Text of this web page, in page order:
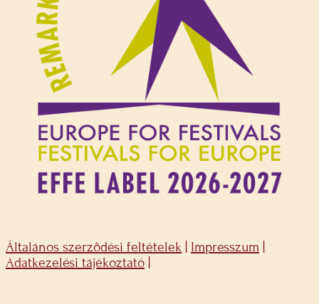
Általános szerződési feltételek Impresszum
Adatkezelési tájékoztató